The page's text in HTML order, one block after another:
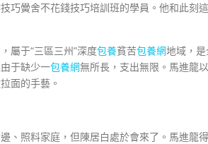
巧黌舍不花錢技巧培訓班的學員。他和此刻
屬于“三區三州”深度包養貧苦包養網地域，
于缺少一包養網無所長，支出無限。馬進龍
面的手藝。
、照料家庭，但陳居白處於會來了。馬進龍